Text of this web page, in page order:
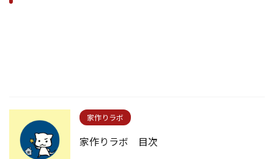
家作りラボ
家作りラボ 目次